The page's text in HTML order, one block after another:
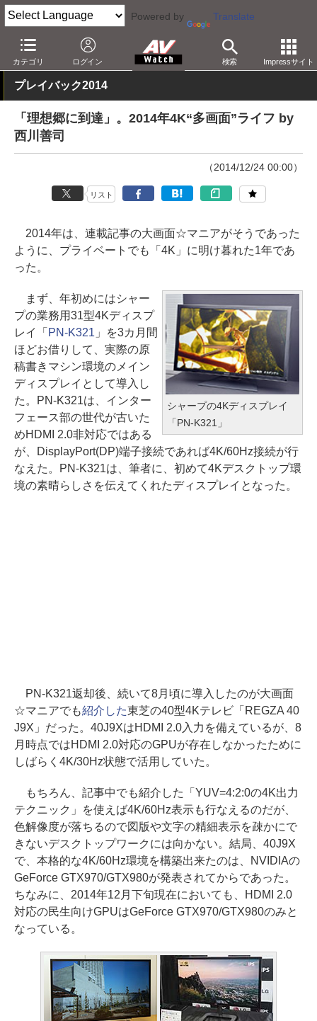
Powered by Translate
カテゴリ ログイン 検索 Impressサイト
AV Watch 動向 その他
プレイバック2014
「理想郷に到達」。2014年4K“多画面”ライフ by
西川善司
（2014/12/24 00:00）
リスト
2014年は、連載記事の大画面☆マニアがそうであった
ように、プライベートでも「4K」に明け暮れた1年であ
った。
シャープの4Kディスプレイ
「PN-K321」
まず、年初めにはシャー
プの業務用31型4Kディスプ
レイ「 PN-K321 」を3カ月間
ほどお借りして、実際の原
稿書きマシン環境のメイン
ディスプレイとして導入し
た。PN-K321は、インター
フェース部の世代が古いた
めHDMI 2.0非対応ではある
が、DisplayPort(DP)端子接続であれば4K/60Hz接続が行
なえた。PN-K321は、筆者に、初めて4Kデスクトップ環
境の素晴らしさを伝えてくれたディスプレイとなった。
PN-K321返却後、続いて8月頃に導入したのが大画面
☆マニアでも紹介した東芝の40型4Kテレビ「REGZA 40
J9X」だった。40J9XはHDMI 2.0入力を備えているが、8
月時点ではHDMI 2.0対応のGPUが存在しなかったために
しばらく4K/30Hz状態で活用していた。
もちろん、記事中でも紹介した「YUV=4:2:0の4K出力
テクニック」を使えば4K/60Hz表示も行なえるのだが、
色解像度が落ちるので図版や文字の精細表示を疎かにで
きないデスクトップワークには向かない。結局、40J9X
で、本格的な4K/60Hz環境を構築出来たのは、NVIDIAの
GeForce GTX970/GTX980が発表されてからであった。
ちなみに、2014年12月下旬現在においても、HDMI 2.0
対応の民生向けGPUはGeForce GTX970/GTX980のみと
なっている。